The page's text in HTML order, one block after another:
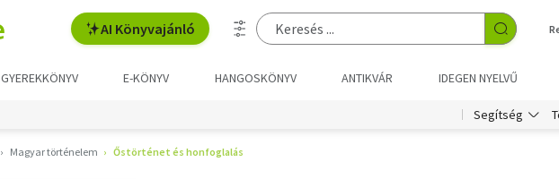
AI Könyvajánló
GYEREKKÖNYV E-KÖNYV HANGOSKÖNYV ANTIKVÁR IDEGEN NYELVŰ
Segítség
Magyar történelem Őstörténet és honfoglalás